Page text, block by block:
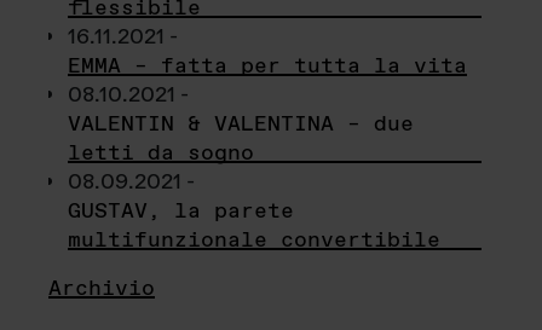
flessibile
16.11.2021 -
EMMA – fatta per tutta la vita
08.10.2021 -
VALENTIN & VALENTINA – due
letti da sogno
08.09.2021 -
GUSTAV, la parete
multifunzionale convertibile
Archivio